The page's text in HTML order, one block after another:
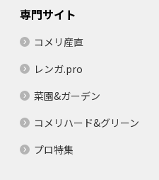
専門サイト
コメリ産直
レンガ.pro
菜園&ガーデン
コメリハード&グリーン
プロ特集